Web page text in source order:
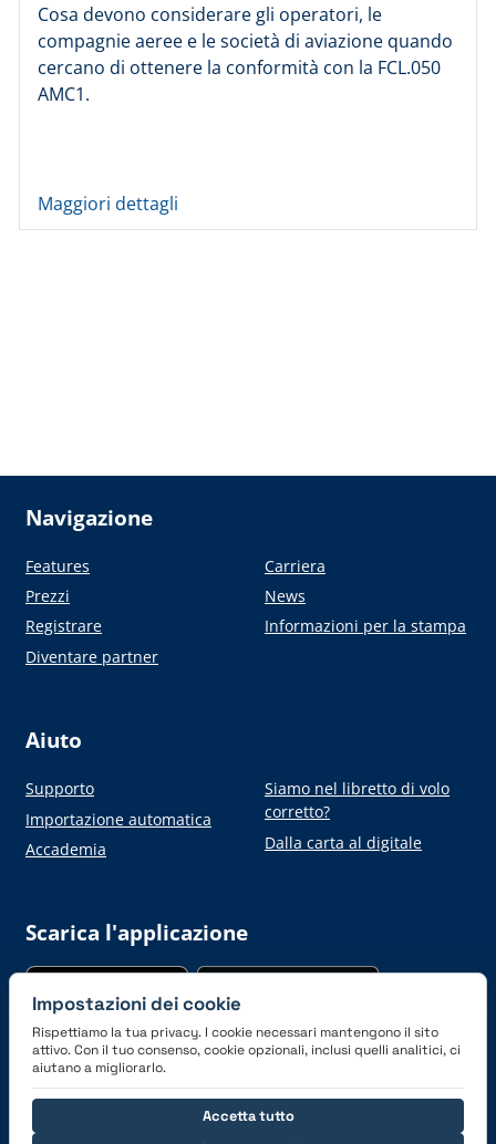
Cosa devono considerare gli operatori, le
compagnie aeree e le società di aviazione quando
cercano di ottenere la conformità con la FCL.050
AMC1.
Maggiori dettagli
Navigazione
Features
Prezzi
Registrare
Diventare partner
Carriera
News
Informazioni per la stampa
Aiuto
Supporto
Importazione automatica
Accademia
Siamo nel libretto di volo
corretto?
Dalla carta al digitale
Scarica l'applicazione
Connettiti con noi
Impostazioni dei cookie
Rispettiamo la tua privacy. I cookie necessari mantengono il sito
attivo. Con il tuo consenso, cookie opzionali, inclusi quelli analitici, ci
aiutano a migliorarlo.
Accetta tutto